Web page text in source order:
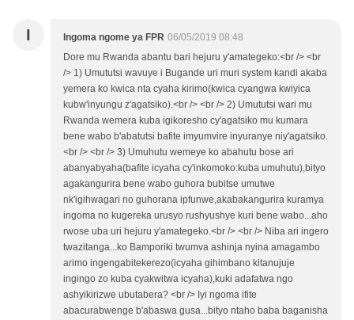
I Ingoma ngome ya FPR 06/05/2019 08:48
Dore mu Rwanda abantu bari hejuru y'amategeko:<br /> <br
/> 1) Umututsi wavuye i Bugande uri muri system kandi akaba
yemera ko kwica nta cyaha kirimo(kwica cyangwa kwiyica
kubw'inyungu z'agatsiko).<br /> <br /> 2) Umututsi wari mu
Rwanda wemera kuba igikoresho cy'agatsiko mu kumara
bene wabo b'abatutsi bafite imyumvire inyuranye niy'agatsiko.
<br /> <br /> 3) Umuhutu wemeye ko abahutu bose ari
abanyabyaha(bafite icyaha cy'inkomoko:kuba umuhutu),bityo
agakangurira bene wabo guhora bubitse umutwe
nk'igihwagari no guhorana ipfunwe,akabakangurira kuramya
ingoma no kugereka urusyo rushyushye kuri bene wabo...aho
rwose uba uri hejuru y'amategeko.<br /> <br /> Niba ari ingero
twazitanga...ko Bamporiki twumva ashinja nyina amagambo
arimo ingengabitekerezo(icyaha gihimbano kitanujuje
ingingo zo kuba cyakwitwa icyaha),kuki adafatwa ngo
ashyikirizwe ubutabera? <br /> Iyi ngoma ifite
abacurabwenge b'abaswa gusa...bityo ntaho baba baganisha